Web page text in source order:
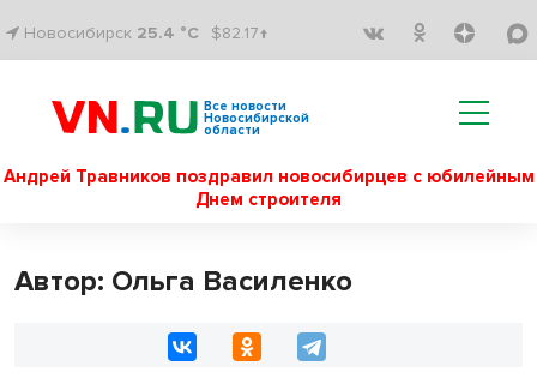
Новосибирск 25.4 °C $82.17↑
Все новости
Новосибирской
области
Андрей Травников поздравил новосибирцев с юбилейным
Днем строителя
Автор: Ольга Василенко